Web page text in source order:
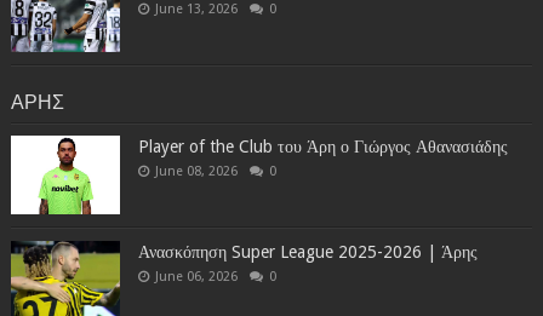
June 13, 2026 0
ΑΡΗΣ
Player of the Club του Άρη ο Γιώργος Αθανασιάδης
June 08, 2026 0
Ανασκόπηση Super League 2025-2026 | Άρης
June 06, 2026 0